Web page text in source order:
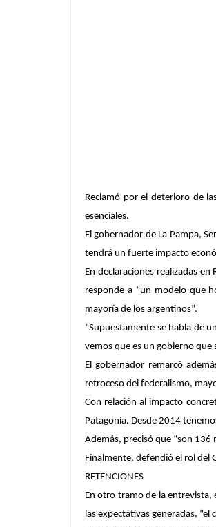
Reclamó por el deterioro de
esenciales.
El gobernador de La Pampa,
tendrá un fuerte impacto
En declaraciones realizadas
responde a “un modelo que
mayoría de los argentinos”.
“Supuestamente se habla de
vemos que es un gobierno que
El gobernador remarcó
retroceso del federalismo,
Con relación al impacto
Patagonia. Desde 2014
Además, precisó que “son 136
Finalmente, defendió el rol del
RETENCIONES
En otro tramo de la entrevista,
las expectativas generadas,